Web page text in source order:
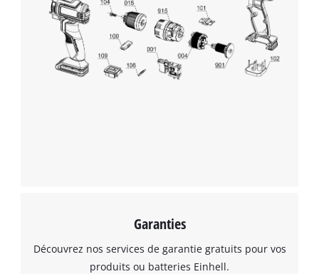
Garanties
Découvrez nos services de garantie gratuits pour vos
produits ou batteries Einhell.